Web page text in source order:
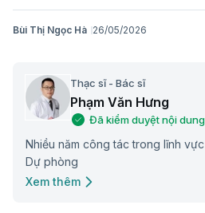
Bùi Thị Ngọc Hà 26/05/2026
Thạc sĩ - Bác sĩ
Phạm Văn Hưng
Đã kiểm duyệt nội dung
Nhiều năm công tác trong lĩnh
Dự phòng
Xem thêm